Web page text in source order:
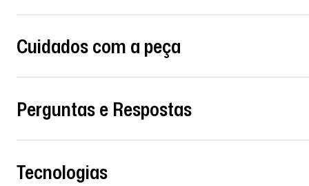
Cuidados com a peça
Perguntas e Respostas
Tecnologias